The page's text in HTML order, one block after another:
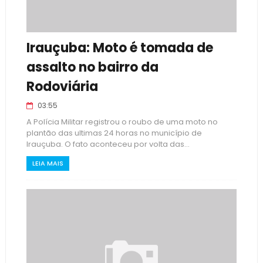
Irauçuba: Moto é tomada de
assalto no bairro da
Rodoviária
03:55
A Polícia Militar registrou o roubo de uma moto no
plantão das ultimas 24 horas no município de
Irauçuba. O fato aconteceu por volta das...
LEIA MAIS